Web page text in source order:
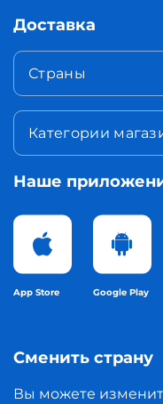
Доставка
Страны
Категории
Наше
App Store Google Play
Сменить страну
Вы можете